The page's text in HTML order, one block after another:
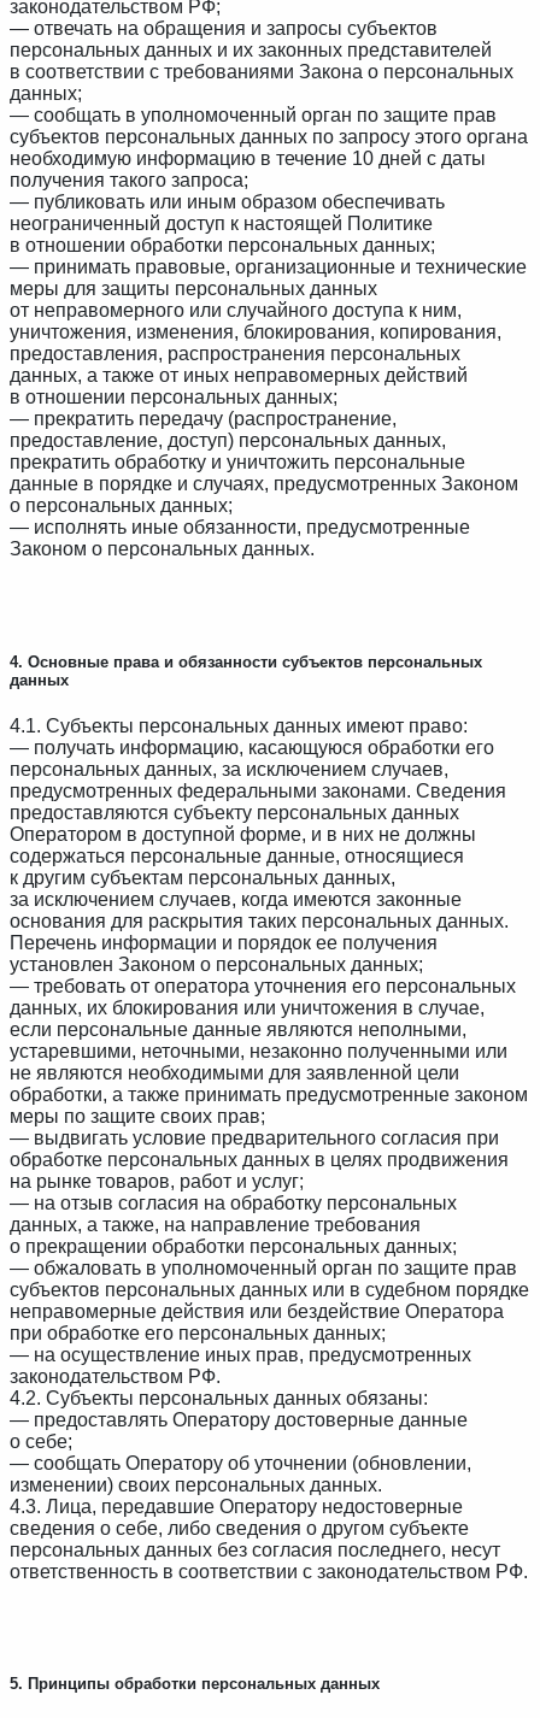
законодательством РФ;
— отвечать на обращения и запросы субъектов
персональных данных и их законных представителей
в соответствии с требованиями Закона о персональных
данных;
— сообщать в уполномоченный орган по защите прав
субъектов персональных данных по запросу этого органа
необходимую информацию в течение 10 дней с даты
получения такого запроса;
— публиковать или иным образом обеспечивать
неограниченный доступ к настоящей Политике
в отношении обработки персональных данных;
— принимать правовые, организационные и технические
меры для защиты персональных данных
от неправомерного или случайного доступа к ним,
уничтожения, изменения, блокирования, копирования,
предоставления, распространения персональных
данных, а также от иных неправомерных действий
в отношении персональных данных;
— прекратить передачу (распространение,
предоставление, доступ) персональных данных,
прекратить обработку и уничтожить персональные
данные в порядке и случаях, предусмотренных Законом
о персональных данных;
— исполнять иные обязанности, предусмотренные
Законом о персональных данных.
4. Основные права и обязанности субъектов персональных
данных
4.1. Субъекты персональных данных имеют право:
— получать информацию, касающуюся обработки его
персональных данных, за исключением случаев,
предусмотренных федеральными законами. Сведения
предоставляются субъекту персональных данных
Оператором в доступной форме, и в них не должны
содержаться персональные данные, относящиеся
к другим субъектам персональных данных,
за исключением случаев, когда имеются законные
основания для раскрытия таких персональных данных.
Перечень информации и порядок ее получения
установлен Законом о персональных данных;
— требовать от оператора уточнения его персональных
данных, их блокирования или уничтожения в случае,
если персональные данные являются неполными,
устаревшими, неточными, незаконно полученными или
не являются необходимыми для заявленной цели
обработки, а также принимать предусмотренные законом
меры по защите своих прав;
— выдвигать условие предварительного согласия при
обработке персональных данных в целях продвижения
на рынке товаров, работ и услуг;
— на отзыв согласия на обработку персональных
данных, а также, на направление требования
о прекращении обработки персональных данных;
— обжаловать в уполномоченный орган по защите прав
субъектов персональных данных или в судебном порядке
неправомерные действия или бездействие Оператора
при обработке его персональных данных;
— на осуществление иных прав, предусмотренных
законодательством РФ.
4.2. Субъекты персональных данных обязаны:
— предоставлять Оператору достоверные данные
о себе;
— сообщать Оператору об уточнении (обновлении,
изменении) своих персональных данных.
4.3. Лица, передавшие Оператору недостоверные
сведения о себе, либо сведения о другом субъекте
персональных данных без согласия последнего, несут
ответственность в соответствии с законодательством РФ.
5. Принципы обработки персональных данных